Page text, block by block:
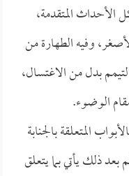
الأحداث المتقدمة،
وفيه الطهارة من
بدل من الاغتسال،
الوضوء.
المتعلقة بالجنابة
ذلك يأتي بما يتعلق